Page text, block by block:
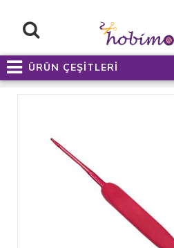
ÜRÜN ÇEŞİTLERİ